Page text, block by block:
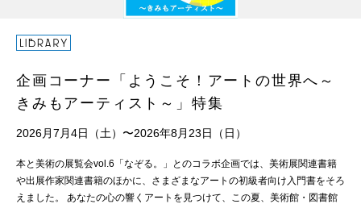
企画コーナー「ようこそ！アートの世界へ～
きみもアーティスト～」特集
2026月7月4日（土）〜2026年8月23日（日）
本と美術の展覧会vol.6「なぞる。」とのコラボ企画では、美術展関連書籍
や出展作家関連書籍のほかに、さまざまなアートの初級者向け入門書をそろ
えました。 あなたの心の響くアートを見つけて、この夏、美術館・図書館